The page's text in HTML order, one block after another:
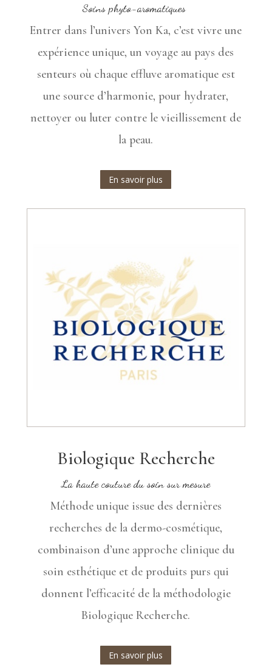
Soins phyto-aromatiques
Entrer dans l’univers Yon Ka, c’est vivre une
expérience unique, un voyage au pays des
senteurs où chaque effluve aromatique est
une source d’harmonie, pour hydrater,
nettoyer ou luter contre le vieillissement de
la peau.
En savoir plus
Biologique Recherche
La haute couture du soin sur mesure
Méthode unique issue des dernières
recherches de la dermo-cosmétique,
combinaison d’une approche clinique du
soin esthétique et de produits purs qui
donnent l’efficacité de la méthodologie
Biologique Recherche.
En savoir plus